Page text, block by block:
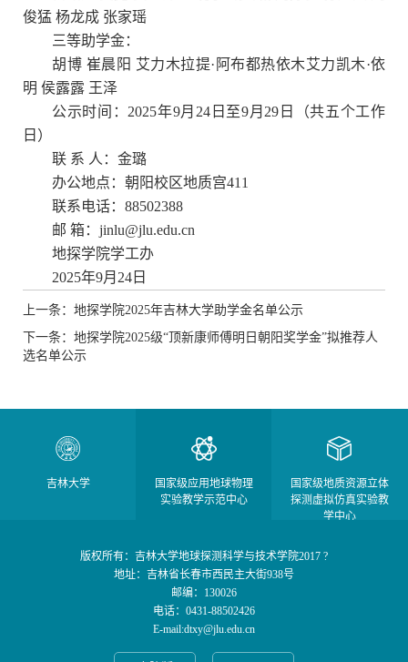
俊猛 杨龙成 张家瑶
三等助学金：
胡博 崔晨阳 艾力木拉提·阿布都热依木艾力凯木·依
明 侯露露 王泽
公示时间：2025年9月24日至9月29日（共五个工作
日）
联 系 人：金璐
办公地点：朝阳校区地质宫411
联系电话：88502388
邮 箱：jinlu@jlu.edu.cn
地探学院学工办
2025年9月24日
上一条：地探学院2025年吉林大学助学金名单公示
下一条：地探学院2025级“顶新康师傅明日朝阳奖学金”拟推荐人
选名单公示
吉林大学
国家级应用地球物理
实验教学示范中心
国家级地质资源立体
探测虚拟仿真实验教
学中心
版权所有：吉林大学地球探测科学与技术学院2017 ?
地址：吉林省长春市西民主大街938号
邮编：130026
电话：0431-88502426
E-mail:dtxy@jlu.edu.cn